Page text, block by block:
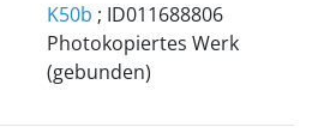
K50b ; ID011688806
Photokopiertes Werk
(gebunden)